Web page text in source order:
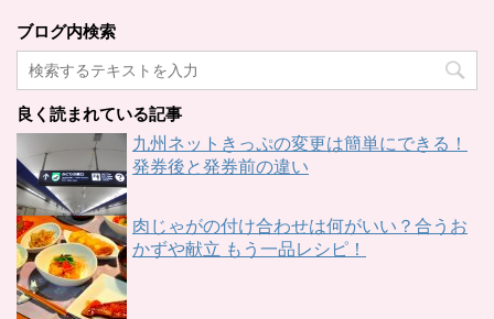
ブログ内検索
良く読まれている記事
九州ネットきっぷの変更は簡単にできる！
発券後と発券前の違い
肉じゃがの付け合わせは何がいい？合うお
かずや献立 もう一品レシピ！